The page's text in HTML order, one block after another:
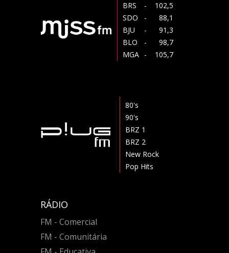
BRS
- 102,5
SDO
- 88,1
BJU
- 91,3
BLO
- 98,7
MGA - 105,7
80's
90's
BRZ 1
BRZ 2
New Rock
Pop Hits
RÁDIO
FM - Comercial
FM - Comunitária